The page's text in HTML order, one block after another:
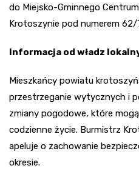
do Miejsko-Gminnego
Krotoszynie pod numerem
Informacja od władz
Mieszkańcy powiatu
przestrzeganie wytycznych i
zmiany pogodowe, które
codzienne życie. Burmistrz
apeluje o zachowanie
okresie.